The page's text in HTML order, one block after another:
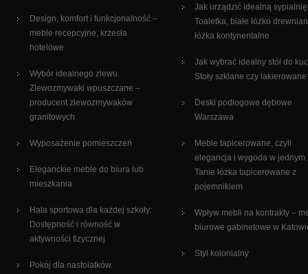
Design, komfort i funkcjonalność –
meble recepcyjne, krzesła
hotelowe
Wybór idealnego zlewu.
Zlewozmywaki wpuszczane –
producent zlewozmywaków
granitowych
Wyposażenie pomieszczeń
Eleganckie meble do biura lub
mieszkania
Hala sportowa dla każdej szkoły:
Dostępność i równość w
aktywności fizycznej
Pokój dla nastolatków.
Jak urządzić idealną
Toaletka, białe łóżko
łóżka kontynentalne
Jak wybrać idealny stół do
Stoły szklane czy
Deski podłogowe dębowe
Warszawa
Meble tapicerowane, czyli
elegancja i wygoda w jednym.
Tanie łóżka tapicerowane z
pojemnikiem
Wpływ mebli na kontrakty –
biurowe gabinetowe w
Styl kolonialny